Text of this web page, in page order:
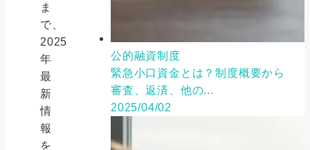
ま
で、
2025
年
最
新
情
報
を
公的融資制度
緊急小口資金とは？制度概要から
審査、返済、他の...
2025/04/02